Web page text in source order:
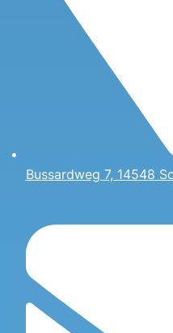
Bussardweg 7, 14548